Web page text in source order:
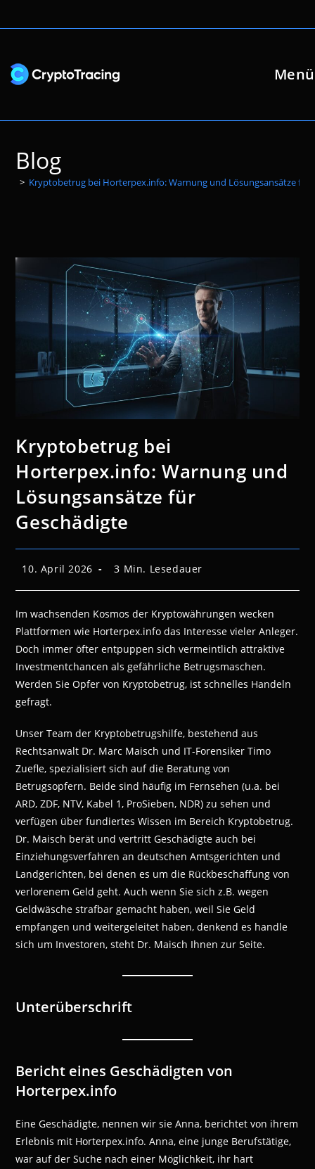
Inhalt
Menü
Blog
> Kryptobetrug bei Horterpex.info: Warnung und Lösungsansätze für
Kryptobetrug bei
Horterpex.info: Warnung und
Lösungsansätze für
Geschädigte
Beitrag
10. April 2026 Lesedauer:
3 Min. Lesedauer
Im wachsenden Kosmos der Kryptowährungen wecken
Plattformen wie Horterpex.info das Interesse vieler Anleger.
Doch immer öfter entpuppen sich vermeintlich attraktive
Investmentchancen als gefährliche Betrugsmaschen.
Werden Sie Opfer von Kryptobetrug, ist schnelles Handeln
gefragt.
Unser Team der Kryptobetrugshilfe, bestehend aus
Rechtsanwalt Dr. Marc Maisch und IT-Forensiker Timo
Zuefle, spezialisiert sich auf die Beratung von
Betrugsopfern. Beide sind häufig im Fernsehen (u.a. bei
ARD, ZDF, NTV, Kabel 1, ProSieben, NDR) zu sehen und
verfügen über fundiertes Wissen im Bereich Kryptobetrug.
Dr. Maisch berät und vertritt Geschädigte auch bei
Einziehungsverfahren an deutschen Amtsgerichten und
Landgerichten, bei denen es um die Rückbeschaffung von
verlorenem Geld geht. Auch wenn Sie sich z.B. wegen
Geldwäsche strafbar gemacht haben, weil Sie Geld
empfangen und weitergeleitet haben, denkend es handle
sich um Investoren, steht Dr. Maisch Ihnen zur Seite.
Unterüberschrift
Bericht eines Geschädigten von
Horterpex.info
Eine Geschädigte, nennen wir sie Anna, berichtet von ihrem
Erlebnis mit Horterpex.info. Anna, eine junge Berufstätige,
war auf der Suche nach einer Möglichkeit, ihr hart